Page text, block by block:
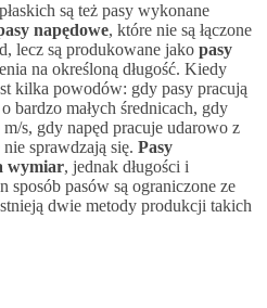
są też pasy wykonane
napędowe, które nie są łączone
lecz są produkowane jako pasy
na określoną długość. Kiedy
kilka powodów: gdy pasy pracują
bardzo małych średnicach, gdy
s, gdy napęd pracuje udarowo z
sprawdzają się. Pasy
wymiar, jednak długości i
sposób pasów są ograniczone ze
dwie metody produkcji takich